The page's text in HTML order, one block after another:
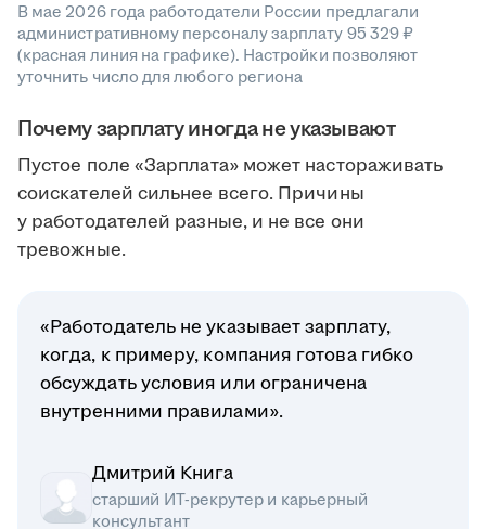
В мае 2026 года работодатели России предлагали
административному персоналу зарплату 95 329 ₽
(красная линия на графике). Настройки позволяют
уточнить число для любого региона
Почему зарплату иногда не указывают
Пустое поле «Зарплата» может настораживать
соискателей сильнее всего. Причины
у работодателей разные, и не все они
тревожные.
«Работодатель не указывает зарплату,
когда, к примеру, компания готова гибко
обсуждать условия или ограничена
внутренними правилами».
Дмитрий Книга
старший ИТ-рекрутер и карьерный
консультант